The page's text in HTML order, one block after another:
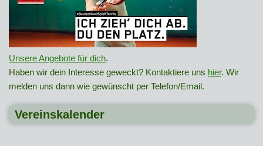
Unsere Angebote für dich.
Haben wir dein Interesse geweckt? Kontaktiere uns hier. Wir
melden uns dann wie gewünscht per Telefon/Email.
Vereinskalender